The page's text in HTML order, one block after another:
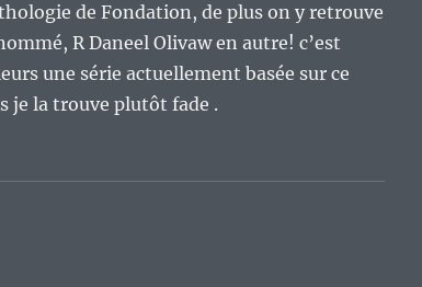
de Fondation, de plus on y retrouve
R Daneel Olivaw en autre! c’est
une série actuellement basée sur ce
je la trouve plutôt fade .